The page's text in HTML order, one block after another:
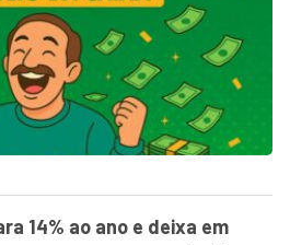
14% ao ano e deixa em